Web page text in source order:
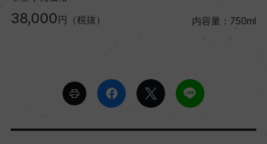
38,000 円（税抜） 内容量：750ml